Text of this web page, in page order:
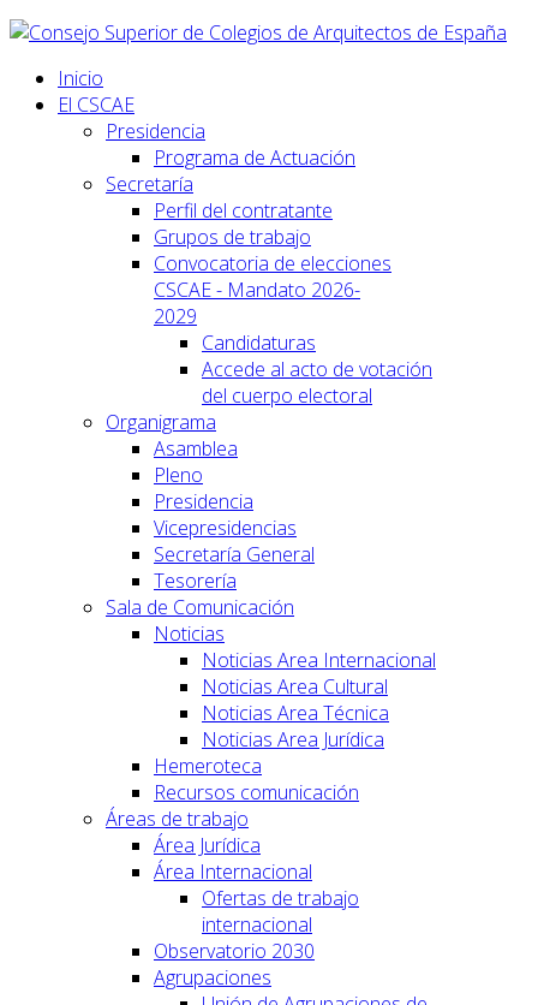
Inicio
El CSCAE
Presidencia
Programa de Actuación
Secretaría
Perfil del contratante
Grupos de trabajo
Convocatoria de elecciones
CSCAE - Mandato 2026-
2029
Candidaturas
Accede al acto de votación
del cuerpo electoral
Organigrama
Asamblea
Pleno
Presidencia
Vicepresidencias
Secretaría General
Tesorería
Sala de Comunicación
Noticias
Noticias Area Internacional
Noticias Area Cultural
Noticias Area Técnica
Noticias Area Jurídica
Hemeroteca
Recursos comunicación
Áreas de trabajo
Área Jurídica
Área Internacional
Ofertas de trabajo
internacional
Observatorio 2030
Agrupaciones